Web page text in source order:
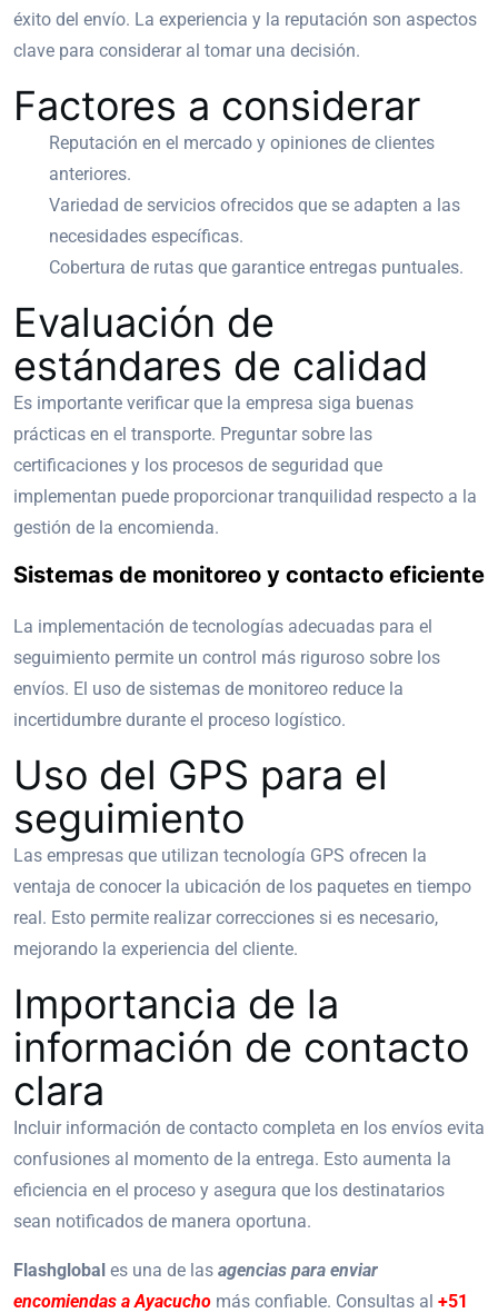
éxito del envío. La experiencia y la reputación son aspectos
clave para considerar al tomar una decisión.
Factores a considerar
Reputación en el mercado y opiniones de clientes
anteriores.
Variedad de servicios ofrecidos que se adapten a las
necesidades específicas.
Cobertura de rutas que garantice entregas puntuales.
Evaluación de
estándares de calidad
Es importante verificar que la empresa siga buenas
prácticas en el transporte. Preguntar sobre las
certificaciones y los procesos de seguridad que
implementan puede proporcionar tranquilidad respecto a la
gestión de la encomienda.
Sistemas de monitoreo y contacto eficiente
La implementación de tecnologías adecuadas para el
seguimiento permite un control más riguroso sobre los
envíos. El uso de sistemas de monitoreo reduce la
incertidumbre durante el proceso logístico.
Uso del GPS para el
seguimiento
Las empresas que utilizan tecnología GPS ofrecen la
ventaja de conocer la ubicación de los paquetes en tiempo
real. Esto permite realizar correcciones si es necesario,
mejorando la experiencia del cliente.
Importancia de la
información de contacto
clara
Incluir información de contacto completa en los envíos evita
confusiones al momento de la entrega. Esto aumenta la
eficiencia en el proceso y asegura que los destinatarios
sean notificados de manera oportuna.
Flashglobal es una de las agencias para enviar
encomiendas a Ayacucho más confiable. Consultas al +51